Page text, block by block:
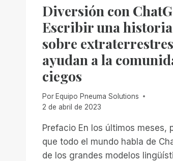
Diversión con
Escribir una historia
sobre
ayudan a la
ciegos
Por Equipo Pneuma Solutions
2 de abril de 2023
Prefacio En los últimos meses,
que todo el mundo habla de
de los grandes modelos